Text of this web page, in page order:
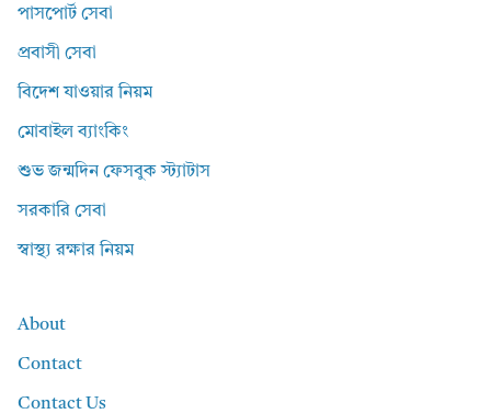
পাসপোর্ট সেবা
প্রবাসী সেবা
বিদেশ যাওয়ার নিয়ম
মোবাইল ব্যাংকিং
শুভ জন্মদিন ফেসবুক স্ট্যাটাস
সরকারি সেবা
স্বাস্থ্য রক্ষার নিয়ম
About
Contact
Contact Us